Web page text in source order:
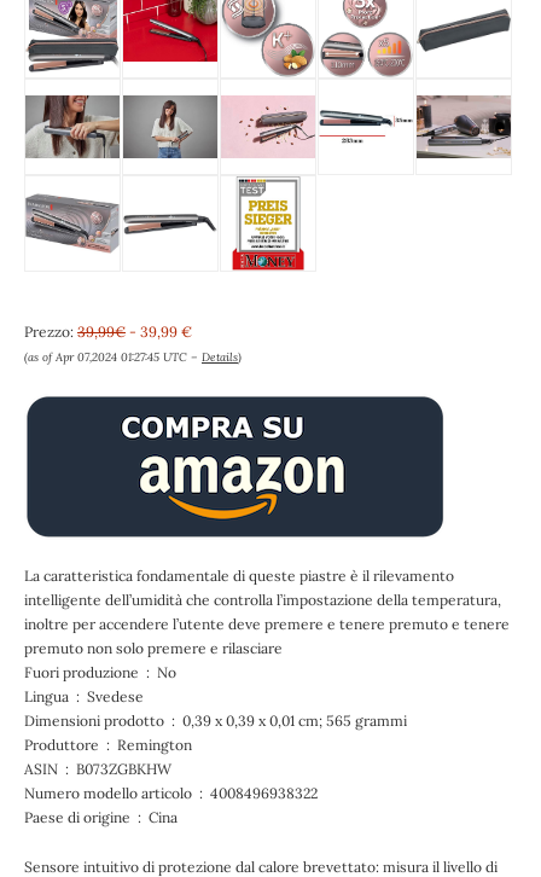
Prezzo: 39,99€ - 39,99 €
(as of Apr 07,2024 01:27:45 UTC – Details)
La caratteristica fondamentale di queste piastre è il rilevamento
intelligente dell’umidità che controlla l’impostazione della temperatura,
inoltre per accendere l’utente deve premere e tenere premuto e tenere
premuto non solo premere e rilasciare
Fuori produzione ‏ : ‎ No
Lingua ‏ : ‎ Svedese
Dimensioni prodotto ‏ : ‎ 0,39 x 0,39 x 0,01 cm; 565 grammi
Produttore ‏ : ‎ Remington
ASIN ‏ : ‎ B073ZGBKHW
Numero modello articolo ‏ : ‎ 4008496938322
Paese di origine ‏ : ‎ Cina
Sensore intuitivo di protezione dal calore brevettato: misura il livello di